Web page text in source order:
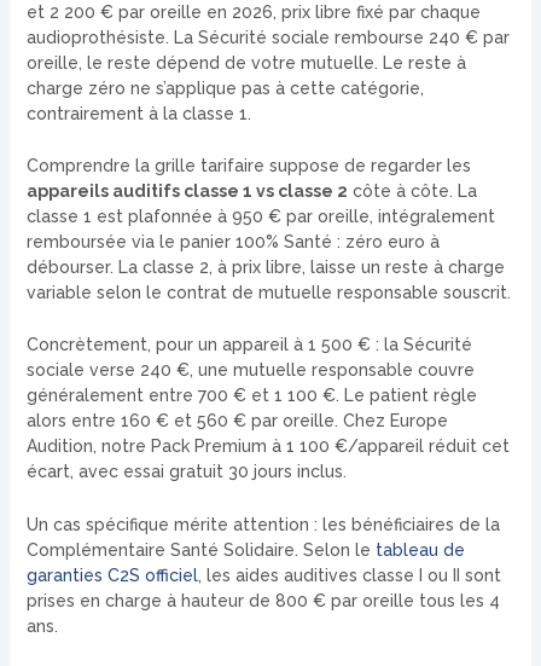
et 2 200 € par oreille en 2026, prix libre fixé par chaque
audioprothésiste. La Sécurité sociale rembourse 240 € par
oreille, le reste dépend de votre mutuelle. Le reste à
charge zéro ne s’applique pas à cette catégorie,
contrairement à la classe 1.
Comprendre la grille tarifaire suppose de regarder les
appareils auditifs classe 1 vs classe 2 côte à côte. La
classe 1 est plafonnée à 950 € par oreille, intégralement
remboursée via le panier 100% Santé : zéro euro à
débourser. La classe 2, à prix libre, laisse un reste à charge
variable selon le contrat de mutuelle responsable souscrit.
Concrètement, pour un appareil à 1 500 € : la Sécurité
sociale verse 240 €, une mutuelle responsable couvre
généralement entre 700 € et 1 100 €. Le patient règle
alors entre 160 € et 560 € par oreille. Chez Europe
Audition, notre Pack Premium à 1 100 €/appareil réduit cet
écart, avec essai gratuit 30 jours inclus.
Un cas spécifique mérite attention : les bénéficiaires de la
Complémentaire Santé Solidaire. Selon le tableau de
garanties C2S officiel, les aides auditives classe I ou II sont
prises en charge à hauteur de 800 € par oreille tous les 4
ans.